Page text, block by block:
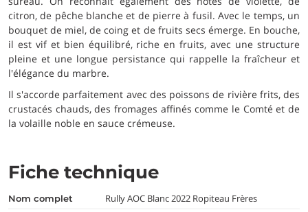
citron, de pêche blanche et de pierre à fusil. Avec le temps, un
bouquet de miel, de coing et de fruits secs émerge. En bouche,
il est vif et bien équilibré, riche en fruits, avec une structure
pleine et une longue persistance qui rappelle la fraîcheur et
l'élégance du marbre.
Il s'accorde parfaitement avec des poissons de rivière frits, des
crustacés chauds, des fromages affinés comme le Comté et de
la volaille noble en sauce crémeuse.
Fiche technique
nom complet Rully AOC Blanc 2022 Ropiteau Frères